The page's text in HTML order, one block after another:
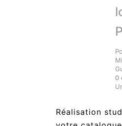
0
Réalisation